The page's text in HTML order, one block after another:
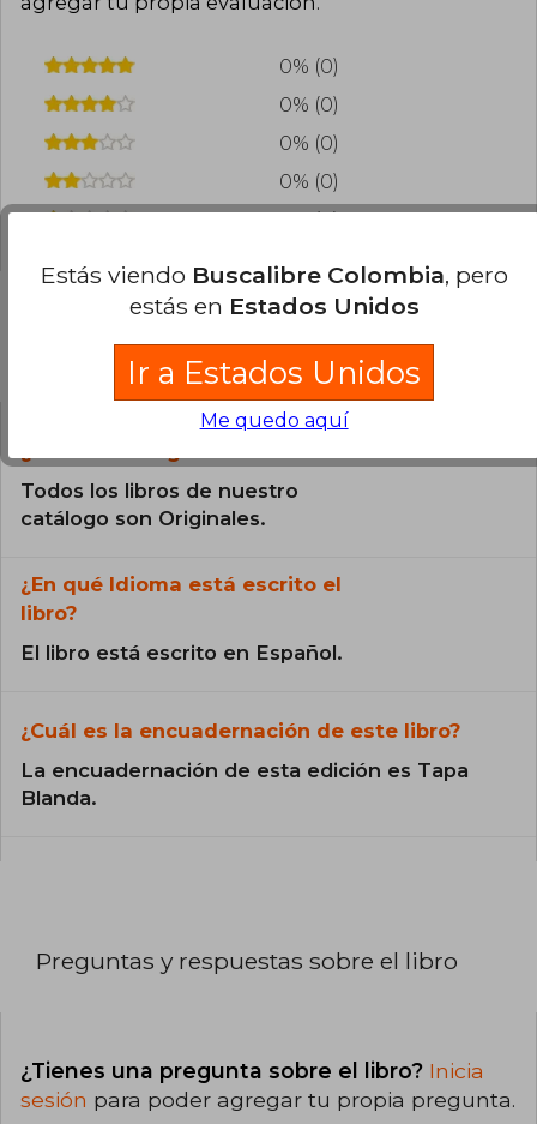
0% (0)
0% (0)
0% (0)
0% (0)
Preguntas frecuentes sobre el libro
Todos los libros de nuestro
catálogo son Originales.
¿En qué Idioma está escrito el
libro?
El libro está escrito en Español.
¿Cuál es la encuadernación de este libro?
La encuadernación de esta edición es Tapa
Blanda.
Preguntas y respuestas sobre el libro
¿Tienes una pregunta sobre el libro? Inicia
sesión para poder agregar tu propia pregunta.
Estás viendo Buscalibre Colombia, pero
estás en Estados Unidos
Ir a Estados Unidos
Me quedo aquí